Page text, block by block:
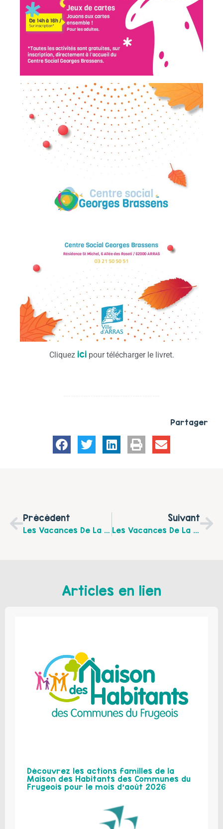
Cliquez icipour télécharger le livret.
Partager
Précédent
Les Vacances De La Toussaint À La Plateforme Des Aidants Du Ternois Et De L’Arrageois
Suivant
Les Vacances De La Toussaint Au Centre Socioculturel « Des Racines Et Des Ailes » D’Achicourt
Articles en lien
Découvrez les actions familles de la
Maison des Habitants des Communes du
Frugeois pour le mois d’août 2026